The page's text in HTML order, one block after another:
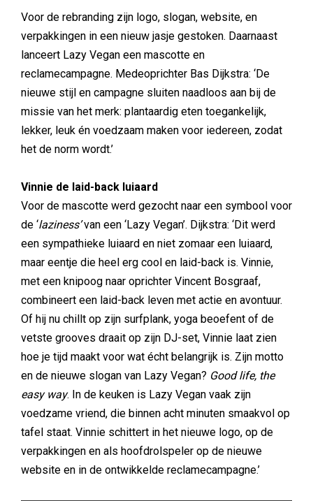
Voor de rebranding zijn logo, slogan, website, en
verpakkingen in een nieuw jasje gestoken. Daarnaast
lanceert Lazy Vegan een mascotte en
reclamecampagne. Medeoprichter Bas Dijkstra: ‘De
nieuwe stijl en campagne sluiten naadloos aan bij de
missie van het merk: plantaardig eten toegankelijk,
lekker, leuk én voedzaam maken voor iedereen, zodat
het de norm wordt.’
Vinnie de laid-back luiaard
Voor de mascotte werd gezocht naar een symbool voor
de ‘laziness’van een ‘Lazy Vegan’. Dijkstra: ‘Dit werd
een sympathieke luiaard en niet zomaar een luiaard,
maar eentje die heel erg cool en laid-back is. Vinnie,
met een knipoog naar oprichter Vincent Bosgraaf,
combineert een laid-back leven met actie en avontuur.
Of hij nu chillt op zijn surfplank, yoga beoefent of de
vetste grooves draait op zijn DJ-set, Vinnie laat zien
hoe je tijd maakt voor wat écht belangrijk is. Zijn motto
en de nieuwe slogan van Lazy Vegan? Good life, the
easy way. In de keuken is Lazy Vegan vaak zijn
voedzame vriend, die binnen acht minuten smaakvol op
tafel staat. Vinnie schittert in het nieuwe logo, op de
verpakkingen en als hoofdrolspeler op de nieuwe
website en in de ontwikkelde reclamecampagne.’